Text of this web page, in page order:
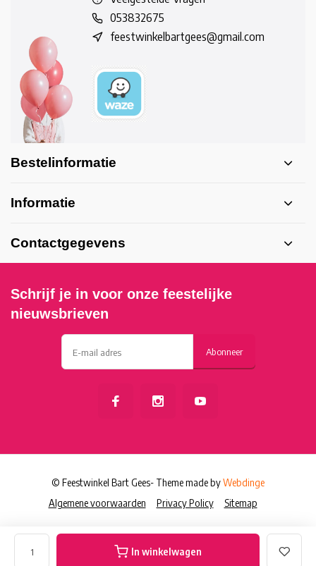
In winkelwagen
053832675
feestwinkelbartgees@gmail.com
Bestelinformatie
Informatie
Contactgegevens
Schrijf je in voor onze feestelijke
nieuwsbrieven
Abonneer
Algemene voorwaarden Privacy Policy Sitemap
© Feestwinkel Bart Gees- Theme made byWebdinge